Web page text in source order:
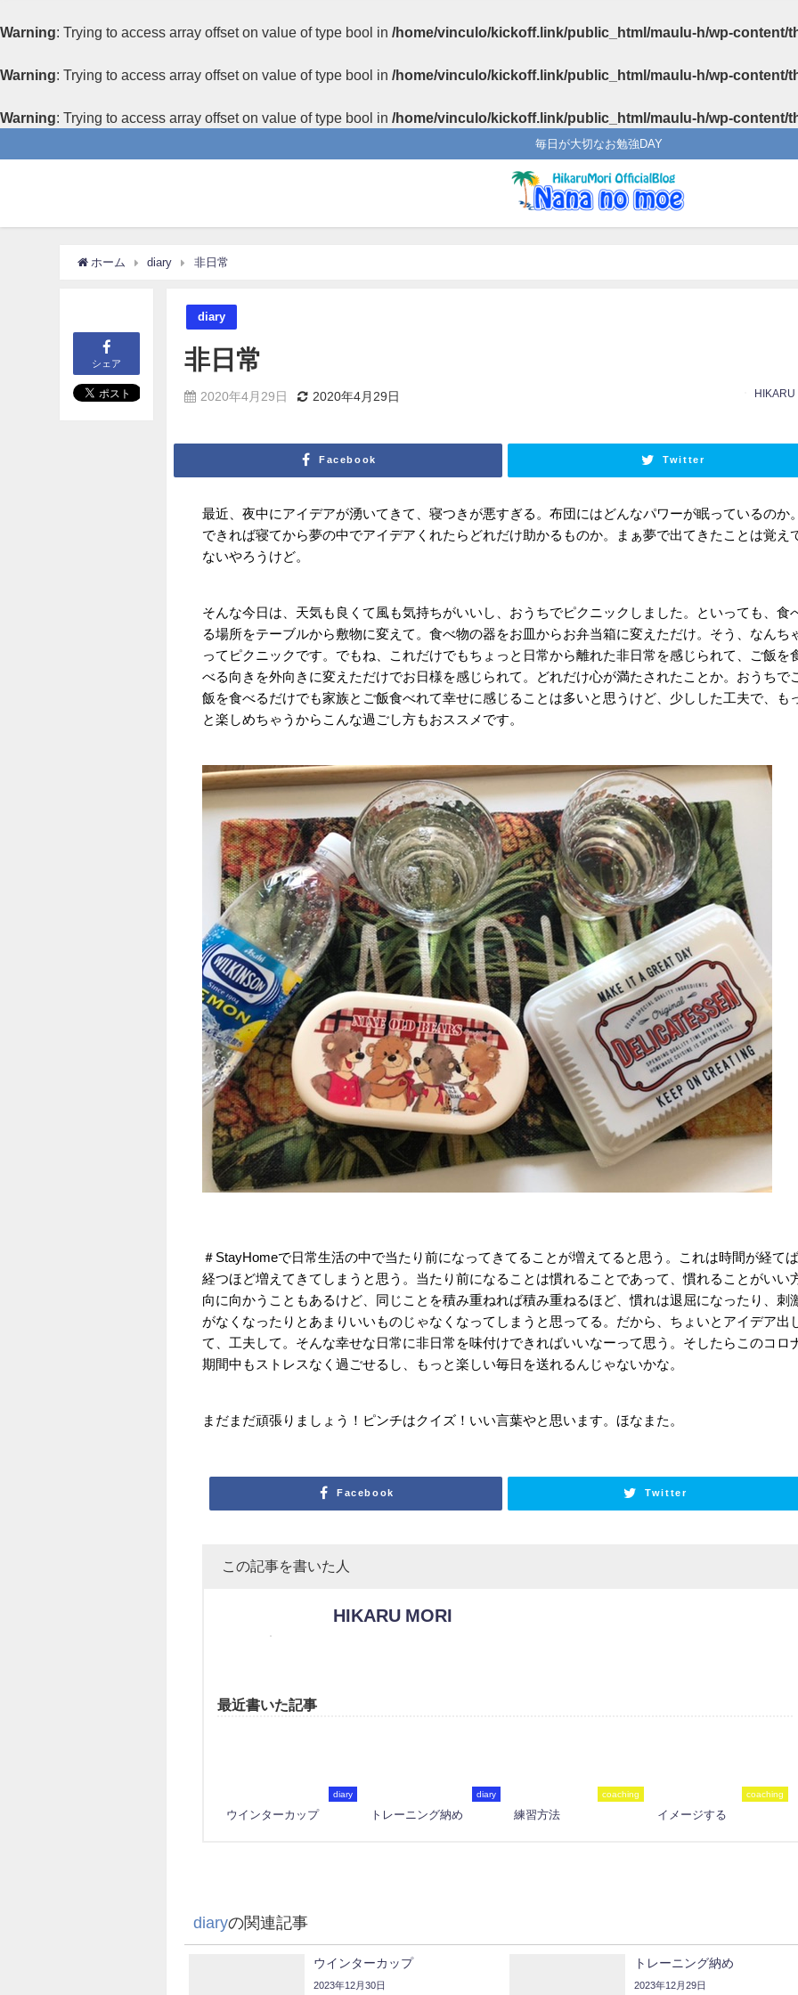
Warning: Trying to access array offset on value of type bool in /home/vinculo/kickoff.link/public_html/maulu-h/wp-content/
Warning: Trying to access array offset on value of type bool in /home/vinculo/kickoff.link/public_html/maulu-h/wp-content/
Warning: Trying to access array offset on value of type bool in /home/vinculo/kickoff.link/public_html/maulu-h/wp-content/
毎日が大切なお勉強DAY
ホーム diary 非日常
シェア
diary
非日常
2020年4月29日 2020年4月29日 HIKARU
Facebook Twitter
最近、夜中にアイデアが湧いてきて、寝つきが悪すぎる。布団にはどんなパワーが眠っているのか。
できれば寝てから夢の中でアイデアくれたらどれだけ助かるものか。まぁ夢で出てきたことは覚え
ないやろうけど。
そんな今日は、天気も良くて風も気持ちがいいし、おうちでピクニックしました。といっても、食
る場所をテーブルから敷物に変えて。食べ物の器をお皿からお弁当箱に変えただけ。そう、なんち
ってピクニックです。でもね、これだけでもちょっと日常から離れた非日常を感じられて、ご飯を
べる向きを外向きに変えただけでお日様を感じられて。どれだけ心が満たされたことか。おうちで
飯を食べるだけでも家族とご飯食べれて幸せに感じることは多いと思うけど、少しした工夫で、も
と楽しめちゃうからこんな過ごし方もおススメです。
＃StayHomeで日常生活の中で当たり前になってきてることが増えてると思う。これは時間が経て
経つほど増えてきてしまうと思う。当たり前になることは慣れることであって、慣れることがいい
向に向かうこともあるけど、同じことを積み重ねれば積み重ねるほど、慣れは退屈になったり、刺
がなくなったりとあまりいいものじゃなくなってしまうと思ってる。だから、ちょいとアイデア出
て、工夫して。そんな幸せな日常に非日常を味付けできればいいなーって思う。そしたらこのコロ
期間中もストレスなく過ごせるし、もっと楽しい毎日を送れるんじゃないかな。
まだまだ頑張りましょう！ピンチはクイズ！いい言葉やと思います。ほなまた。
Facebook Twitter
この記事を書いた人
HIKARU MORI
最近書いた記事
diary
ウインターカップ
diary
トレーニング納め
coaching
練習方法
coaching
イメージする
diaryの関連記事
ウインターカップ
2023年12月30日
トレーニング納め
2023年12月29日